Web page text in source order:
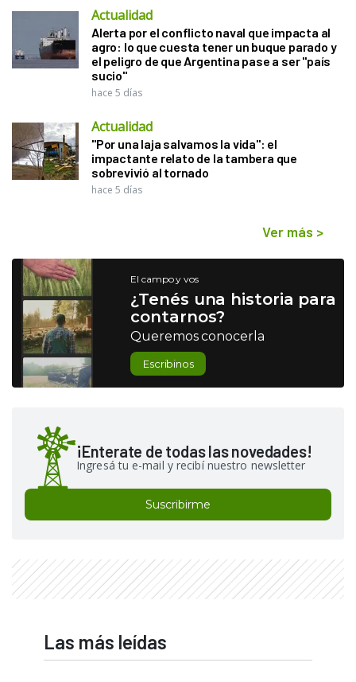
Actualidad
Alerta por el conflicto naval que impacta al
agro: lo que cuesta tener un buque parado y
el peligro de que Argentina pase a ser "país
sucio"
hace 5 días
Actualidad
"Por una laja salvamos la vida": el
impactante relato de la tambera que
sobrevivió al tornado
hace 5 días
Ver más >
El campo y vos
¿Tenés una historia para
contarnos?
Queremos conocerla
Escribinos
¡Enterate de todas las novedades!
Ingresá tu e-mail y recibí nuestro newsletter
Suscribirme
Las más leídas